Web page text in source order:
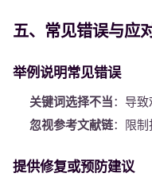
五、常见错误与应
举例说明常见错误
关键词选择不当：导致
忽视参考文献链：限制
提供修复或预防建议